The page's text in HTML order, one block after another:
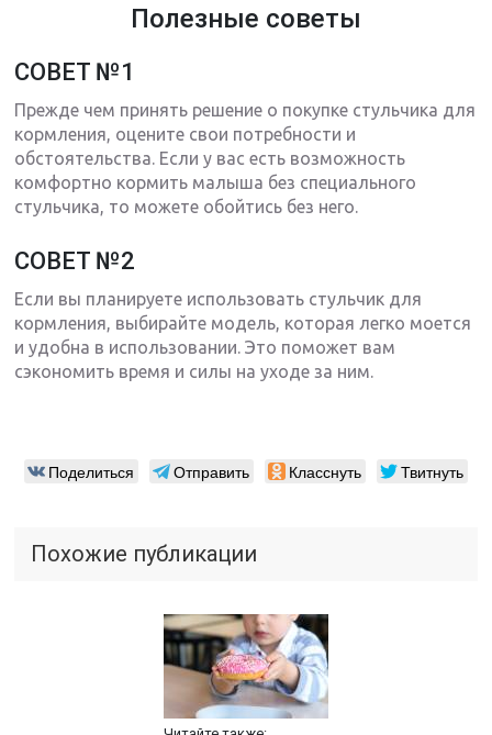
Полезные советы
СОВЕТ №1
Прежде чем принять решение о покупке стульчика для
кормления, оцените свои потребности и
обстоятельства. Если у вас есть возможность
комфортно кормить малыша без специального
стульчика, то можете обойтись без него.
СОВЕТ №2
Если вы планируете использовать стульчик для
кормления, выбирайте модель, которая легко моется
и удобна в использовании. Это поможет вам
сэкономить время и силы на уходе за ним.
Поделиться Отправить Класснуть Твитнуть
Похожие публикации